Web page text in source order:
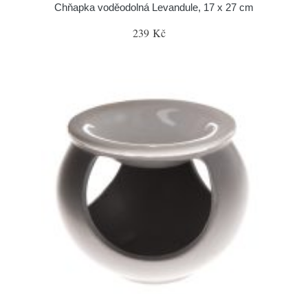
Chňapka voděodolná Levandule, 17 x 27 cm
239 Kč